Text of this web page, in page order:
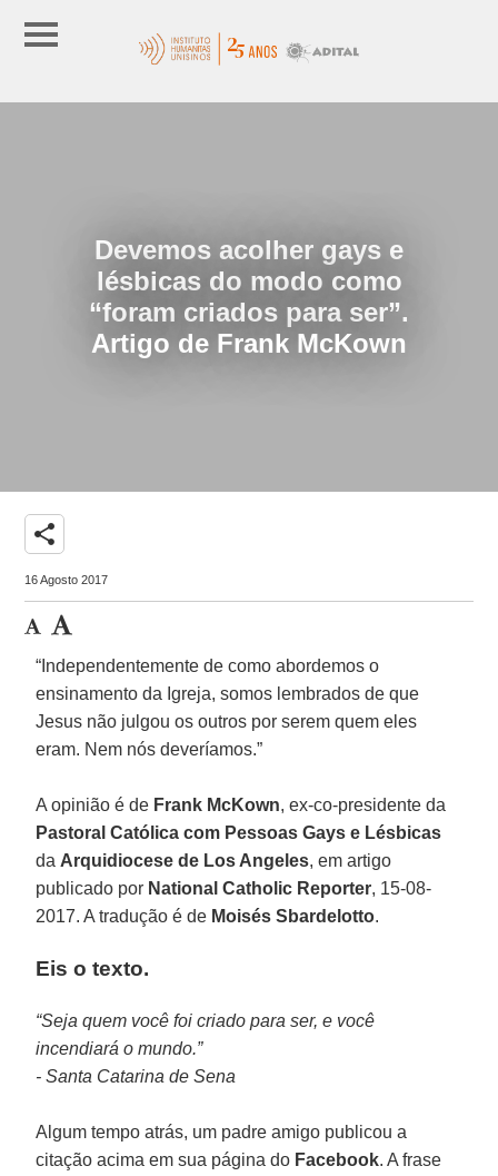
Devemos acolher gays e
lésbicas do modo como
“foram criados para ser”.
Artigo de Frank McKown
share
16 Agosto 2017
“Independentemente de como abordemos o
ensinamento da Igreja, somos lembrados de que
Jesus não julgou os outros por serem quem eles
eram. Nem nós deveríamos.”
A opinião é de Frank McKown, ex-co-presidente da
Pastoral Católica com Pessoas Gays e Lésbicas
da Arquidiocese de Los Angeles, em artigo
publicado por National Catholic Reporter, 15-08-
2017. A tradução é de Moisés Sbardelotto.
Eis o texto.
“Seja quem você foi criado para ser, e você
incendiará o mundo.”
- Santa Catarina de Sena
Algum tempo atrás, um padre amigo publicou a
citação acima em sua página do Facebook. A frase